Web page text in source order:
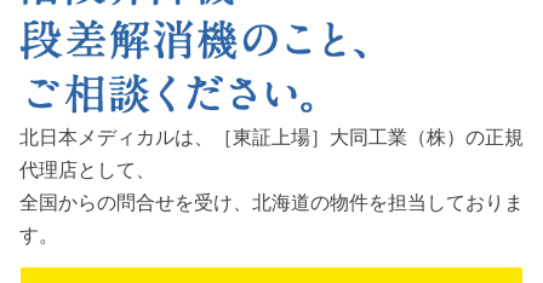
北日本メディカルは、［東証上場］大同工業（株）の正規
代理店として、
全国からの問合せを受け、 北海道の物件を担当しておりま
す。